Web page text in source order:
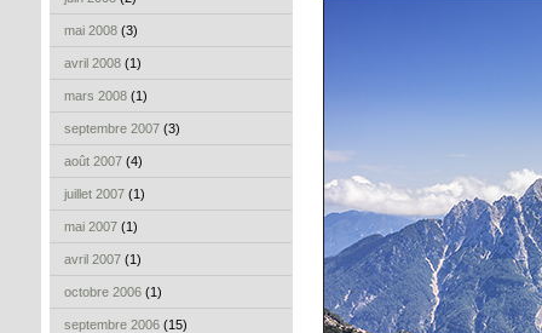
mai 2008 (3)
avril 2008 (1)
mars 2008 (1)
septembre 2007 (3)
août 2007 (4)
juillet 2007 (1)
mai 2007 (1)
avril 2007 (1)
octobre 2006 (1)
septembre 2006 (15)